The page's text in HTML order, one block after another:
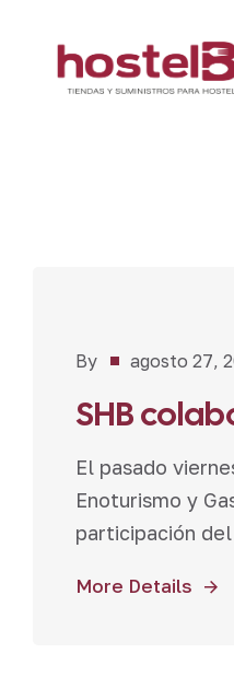
Noticias
By agosto 27,
SHB
El pasado
Enoturismo y
participación
More Details